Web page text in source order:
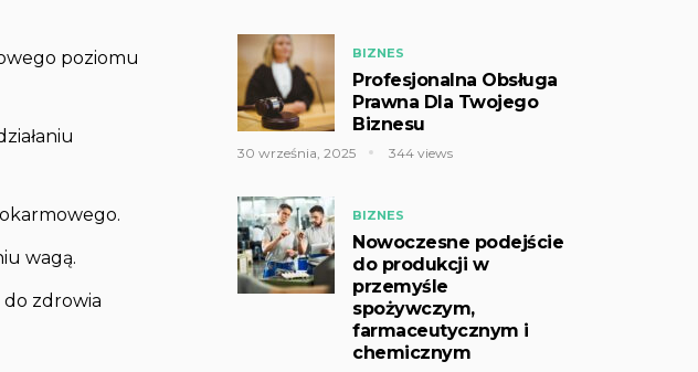
poziomu
wagą.
zdrowia
BIZNES
Profesjonalna Obsługa
Prawna Dla Twojego
Biznesu
30 września, 2025 344 views
BIZNES
Nowoczesne podejście
do produkcji w
przemyśle
spożywczym,
farmaceutycznym i
chemicznym